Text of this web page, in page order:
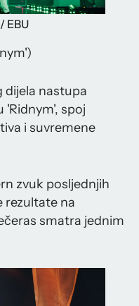
EBU
dijela nastupa
'Ridnym', spoj
i suvremene
zvuk posljednjih
rezultate na
smatra jednim